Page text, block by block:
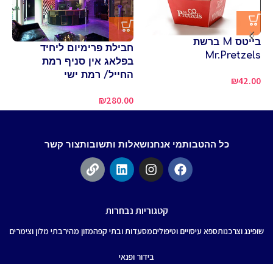
בייטס M ברשת
Mr.Pretzels
₪42.00
חבילת פרימיום ליחיד
בפלאג אין סניף רמת
החייל/ רמת ישי
₪280.00
כל ההטבותמי אנחנושאלות ותשובותצור קשר
קטגוריות נבחרות
שופינג וצרכנותספא עיסויים וטיפוליםמסעדות ובתי קפהמזון מהירבתי מלון וצימרים
בידור ופנאי